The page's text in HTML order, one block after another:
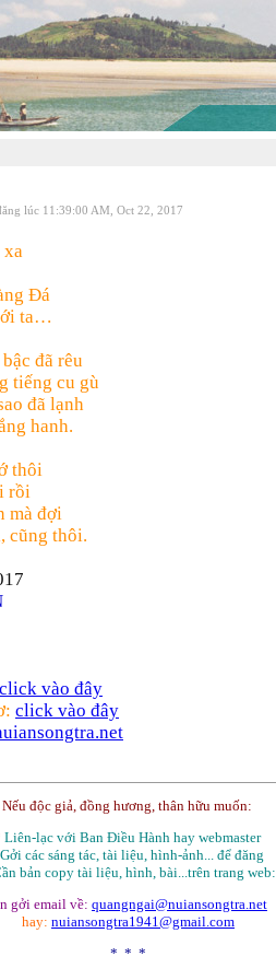
lúc 11:39:00 AM, Oct 22, 2017
xa
Đá
ta…
đã rêu
tiếng cu gù
đã lạnh
hanh.
thôi
rồi
mà đợi
cũng thôi.
click vào đây
click vào đây
Nếu độc giả, đồng hương, thân hữu muốn:
Liên-lạc với Ban Điều Hành hay webmaster
Gởi các sáng tác, tài liệu, hình-ảnh... để đăng
bảncopy tài liệu, hình, bài...trên trang web:
gởi email về: quangngai@nuiansongtra.net
hay: nuiansongtra1941@gmail.com
* * *